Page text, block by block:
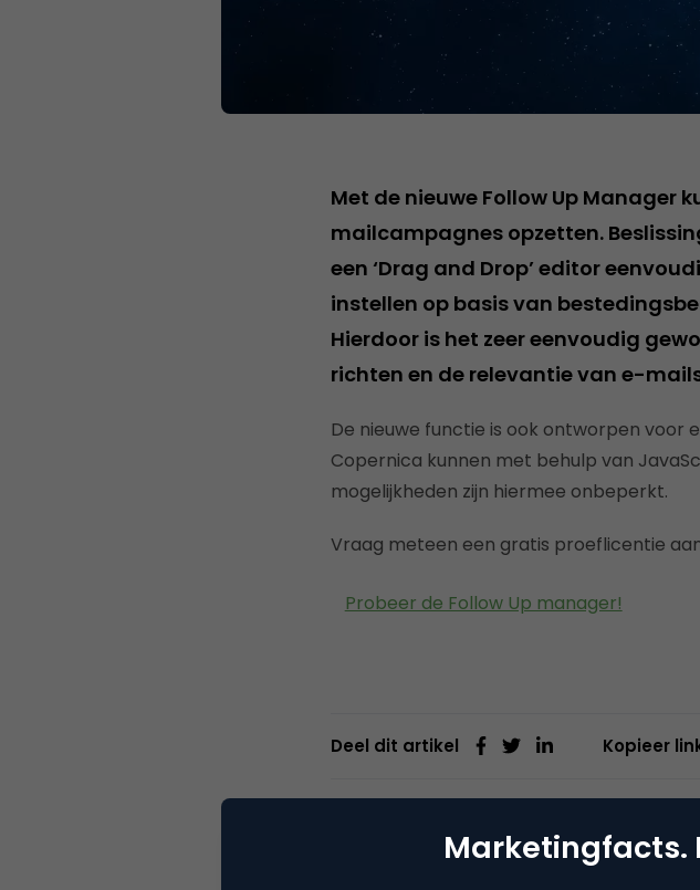
Met de nieuwe Follow Up Manager
mailcampagnes opzetten.
een ‘Drag and Drop’ editor
instellen op basis van
Hierdoor is het zeer eenvoudig
richten en de relevantie van e-
De nieuwe functie is ook ontworpen
Copernica kunnen met behulp van
mogelijkheden zijn hiermee onbeperkt.
Vraag meteen een gratis proeflicentie
Probeer de Follow Up manager!
Deel dit artikel Kopieer
Marketingfacts.